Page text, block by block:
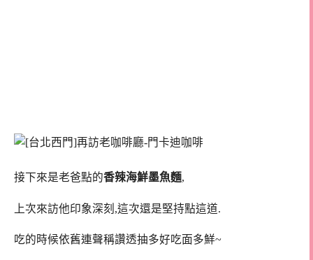
接下來是老爸點的香辣海鮮墨魚麵,
上次來訪他印象深刻,這次還是堅持點這道.
吃的時候依舊連聲稱讚透抽多好吃面多鮮~